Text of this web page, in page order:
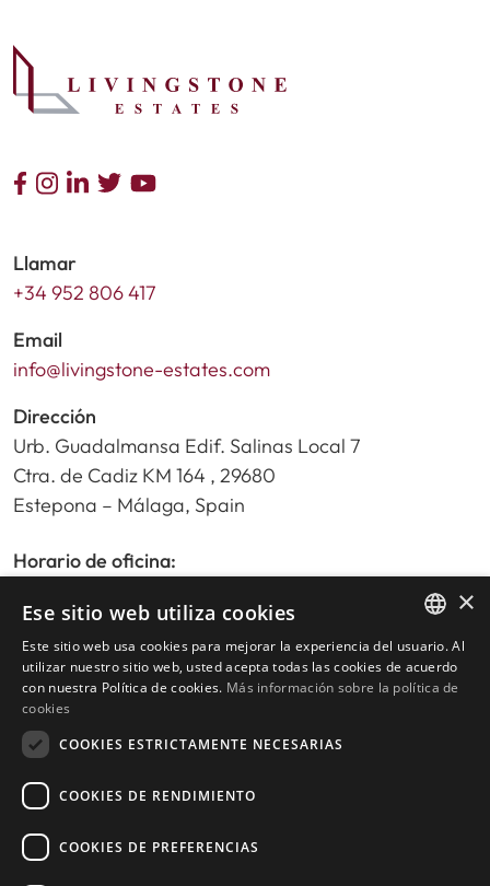
Llamar
+34 952 806 417
Email
info@livingstone-estates.com
Dirección
Urb. Guadalmansa Edif. Salinas Local 7
Ctra. de Cadiz KM 164 , 29680
Estepona – Málaga, Spain
Horario de oficina:
Sábados y festivos de 10:00am a 14:00pm
Inicio
Buscador de propiedades
Escribir reseña
Política de privacidad
ENGLISH
SPANISH
×
Ese sitio web utiliza cookies
Este sitio web usa cookies para mejorar la experiencia del usuario. Al
utilizar nuestro sitio web, usted acepta todas las cookies de acuerdo
con nuestra Política de cookies. Más información sobre la política de
cookies
COOKIES ESTRICTAMENTE NECESARIAS
COOKIES DE RENDIMIENTO
COOKIES DE PREFERENCIAS